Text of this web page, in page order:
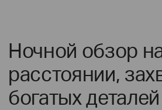
Ночной обзор
расстоянии,
богатых деталей